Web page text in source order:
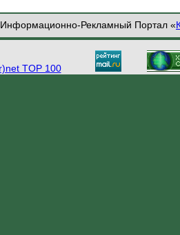
Информационно-Рекламный Портал «